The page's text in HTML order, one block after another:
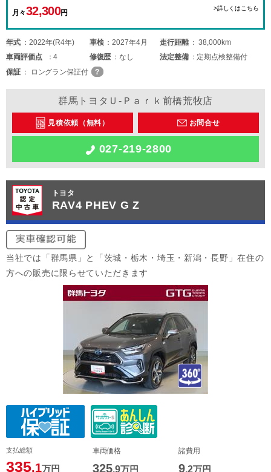
月々32,300円
>詳しくはこちら
年式 2022年(R4年) 車検 2027年4月 走行距離
38,000km
車両評価点 4 修復歴 なし 法定整備
定期点検整備付
保証
ロングラン保証付
群馬トヨタＵ-Ｐａｒｋ前橋荒牧店
見積依頼（無料） お問合せ
027-219-2800
トヨタ
RAV4 PHEV G Z
当社では「群馬県」と「茨城・栃木・埼玉・新潟・長野」在住の
方への販売に限らせていただきます
支払総額
335.1万円
車両価格
325.9万円
諸費用
9.2万円